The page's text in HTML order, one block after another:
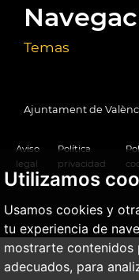
Utilizamos
Usamos cookies y
tu experiencia de
mostrarte contenidos
adecuados, para
Temas
Ajuntament de
Aviso
legal
Política
privacidad